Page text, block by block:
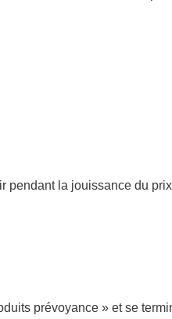
pendant la jouissance du
prévoyance » et se